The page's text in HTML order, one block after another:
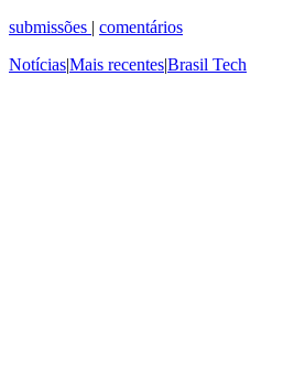
submissões | comentários
Notícias|Mais recentes|Brasil Tech